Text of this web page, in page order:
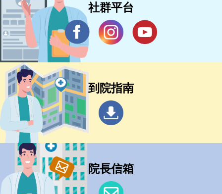
社群平台
到院指南
院長信箱